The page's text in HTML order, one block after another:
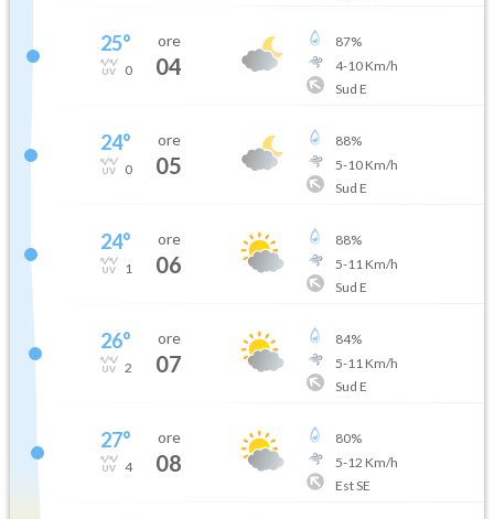
25°
0
ore
04
87%
4-10Km/h
Sud E
24°
0
ore
05
88%
5-10Km/h
Sud E
24°
1
ore
06
88%
5-11 Km/h
Sud E
26°
2
ore
07
84%
5-11 Km/h
Sud E
27°
4
ore
08
80%
5-12 Km/h
Est SE